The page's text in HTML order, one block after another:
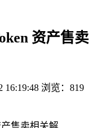
资产售卖
16:19:48 浏览：819
售卖相关解